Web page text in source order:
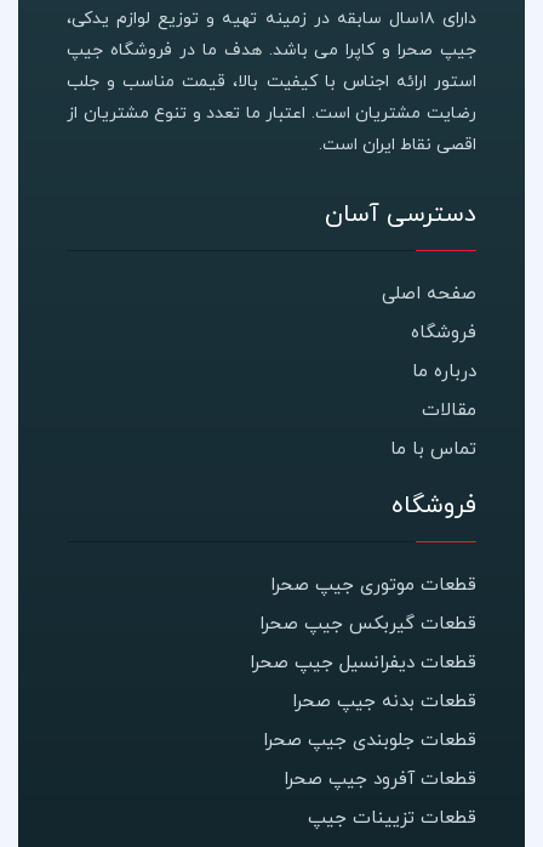
دارای ۱۸سال سابقه در زمینه تهیه و توزیع لوازم یدکی،
جیپ صحرا و کاپرا می باشد. هدف ما در فروشگاه جیپ
استور ارائه اجناس با کیفیت بالا، قیمت مناسب و جلب
رضایت مشتریان است. اعتبار ما تعدد و تنوع مشتریان از
اقصی نقاط ایران است.
دسترسی آسان
صفحه اصلی
فروشگاه
درباره ما
مقالات
تماس با ما
فروشگاه
قطعات موتوری جیپ صحرا
قطعات گیربکس جیپ صحرا
قطعات دیفرانسیل جیپ صحرا
قطعات بدنه جیپ صحرا
قطعات جلوبندی جیپ صحرا
قطعات آفرود جیپ صحرا
قطعات تزیینات جیپ